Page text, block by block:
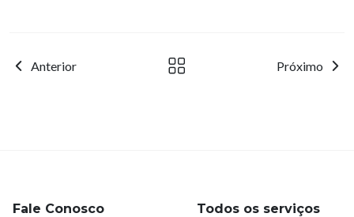
Anterior Próximo
Fale Conosco Todos os serviços